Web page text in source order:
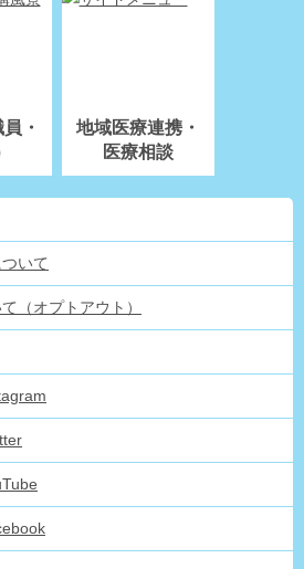
・
地域医療連携・
医療相談
いて
（オプトアウト）